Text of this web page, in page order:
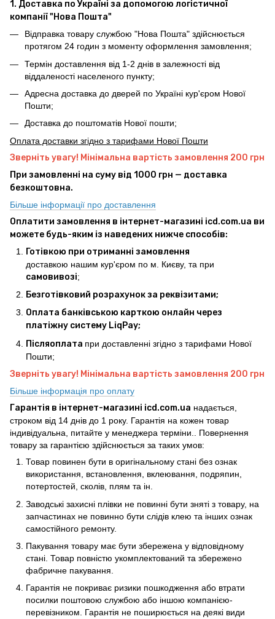
1. Доставка по Україні за допомогою логістичної
компанії "Нова Пошта"
Відправка товару службою "Нова Пошта" здійснюється
протягом 24 годин з моменту оформлення замовлення;
Термін доставлення від 1-2 днів в залежності від
віддаленості населеного пункту;
Адресна доставка до дверей по Україні кур'єром Нової
Пошти;
Доставка до поштоматів Нової пошти;
Оплата доставки згідно з тарифами Нової Пошти
Зверніть увагу! Мінімальна вартість замовлення 200 грн
При замовленні на суму від 1000 грн — доставка
безкоштовна.
Більше інформації про доставлення
Оплатити замовлення в інтернет-магазині icd.com.ua ви
можете будь-яким із наведених нижче способів:
Готівкою при отриманні замовлення
доставкою нашим кур'єром по м. Києву, та при
самовивозі;
Безготівковий розрахунок за реквізитами;
Оплата банківською карткою онлайн через
платіжну систему LiqPay;
Післяоплата при доставленні згідно з тарифами Нової
Пошти;
Зверніть увагу! Мінімальна вартість замовлення 200 грн
Більше інформація про оплату
Гарантія в інтернет-магазині icd.com.ua надається,
строком від 14 днів до 1 року. Гарантія на кожен товар
індивідуальна, питайте у менеджера терміни.. Повернення
товару за гарантією здійснюється за таких умов:
Товар повинен бути в оригінальному стані без ознак
використання, встановлення, вклеювання, подряпин,
потертостей, сколів, плям та ін.
Заводські захисні плівки не повинні бути зняті з товару, на
запчастинах не повинно бути слідів клею та інших ознак
самостійного ремонту.
Пакування товару має бути збережена у відповідному
стані. Товар повністю укомплектований та збережено
фабричне пакування.
Гарантія не покриває ризики пошкодження або втрати
посилки поштовою службою або іншою компанією-
перевізником. Гарантія не поширюється на деякі види